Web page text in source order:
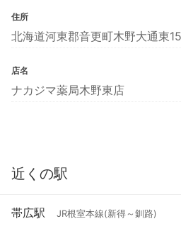
住所
北海道河東郡音更町木野大通東
店名
ナカジマ薬局木野東店
近くの駅
帯広駅 JR根室本線(新得～釧路)